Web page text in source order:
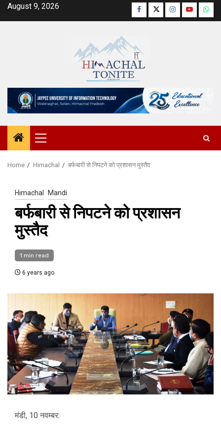
SkipAugust 9, 2026 Facebook
TwitterInstagram
YouTube
Primary
Menu
Home Himachal बर्फबारी से निपटने को प्रशासन मुस्तैद
Himachal Mandi
बर्फबारी से निपटने को प्रशासन
मुस्तैद
1 min read
6 years ago
मंडी, 10 नवम्बर: